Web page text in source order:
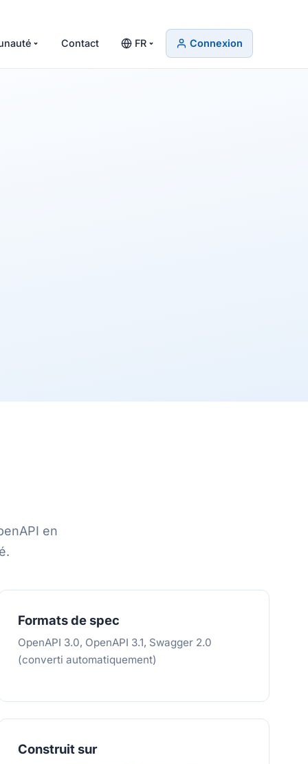
Contact FR Connexion
en
Formats de spec
OpenAPI 3.0, OpenAPI 3.1, Swagger 2.0
(converti automatiquement)
Construit sur